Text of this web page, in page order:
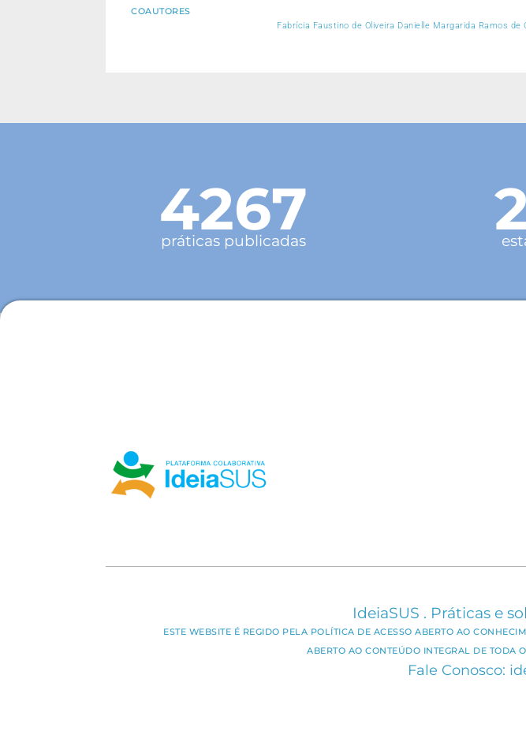
COAUTORES
Fabrícia Faustino de Oliveira Danielle Margarida Ramos
4267
práticas publicadas
IdeiaSUS . Práticas e
ESTE WEBSITE É REGIDO PELA POLÍTICA DE ACESSO ABERTO AO
ABERTO AO CONTEÚDO INTEGRAL DE TODA
Fale Conosco: